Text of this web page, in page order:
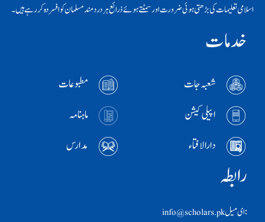
اسلامی تعلیمات کی بڑھتی ہوئی ضرورت اور سمٹتے ہوئے ذرائع ہر دردمند مسلمان کو افسردہ کر رہے ہیں۔
خدمات
شعبہ جات
مطبوعات
اپیلی کیشن
ماہنامہ
دارالافتاء
مدارس
رابطہ
:ای ميل info@scholars.pk